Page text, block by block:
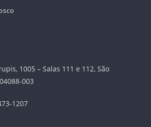
1005 – Salas 111 e 112, São
003
1207